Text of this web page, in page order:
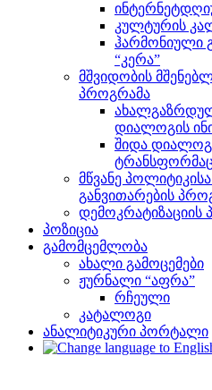
კულტურის
ჰარმონიული
“კერა”
მშვიდობის
პროგრამა
დიალოგის
შიდა
მწვანე
განვითარების
დემოკრატიზაციის
პოზიცია
გამომცემლობა
ახალი გამოცემები
ჟურნალი “აფრა”
რჩეული
კატალოგი
ანალიტიკური პორტალი